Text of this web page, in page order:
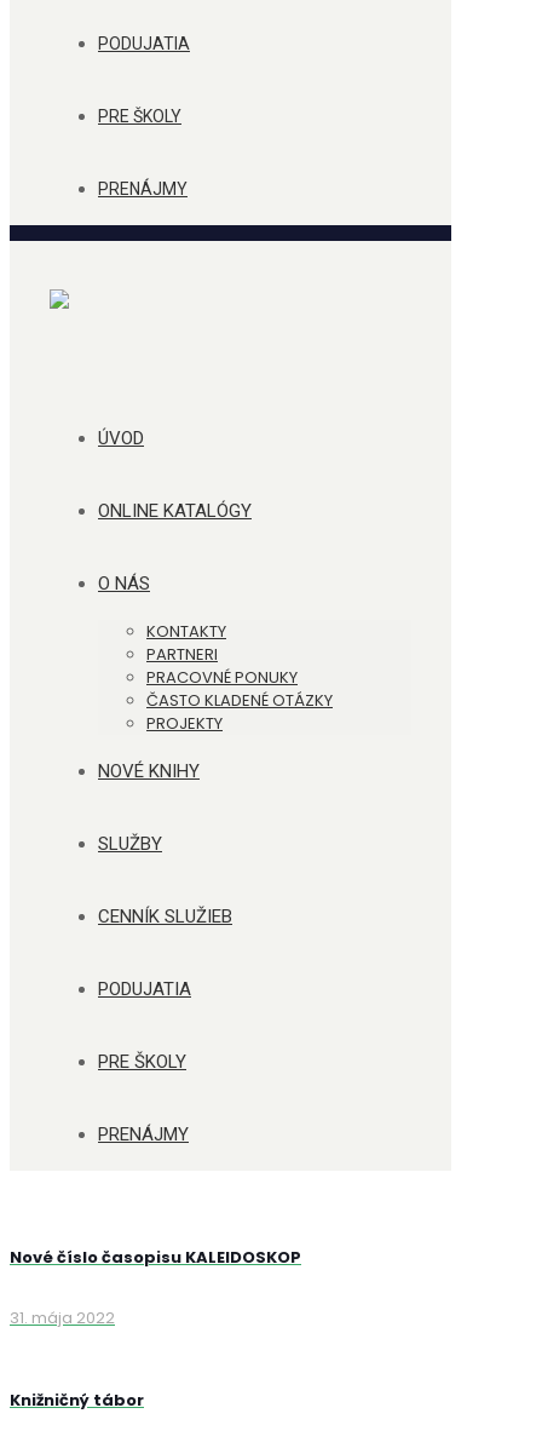
PODUJATIA
PRE ŠKOLY
PRENÁJMY
ÚVOD
ONLINE KATALÓGY
O NÁS
KONTAKTY
PARTNERI
PRACOVNÉ PONUKY
ČASTO KLADENÉ OTÁZKY
PROJEKTY
NOVÉ KNIHY
SLUŽBY
CENNÍK SLUŽIEB
PODUJATIA
PRE ŠKOLY
PRENÁJMY
Nové číslo časopisu KALEIDOSKOP
31. mája 2022
Knižničný tábor